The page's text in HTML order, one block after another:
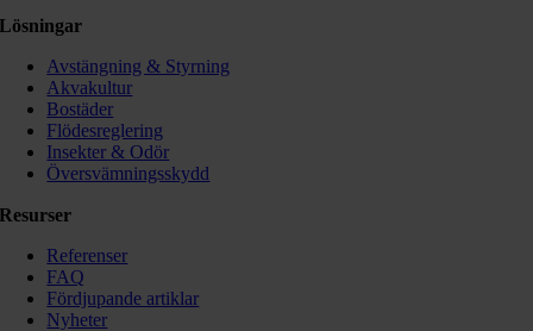
Lösningar
Avstängning & Styrning
Akvakultur
Bostäder
Flödesreglering
Insekter & Odör
Översvämningsskydd
Resurser
Referenser
FAQ
Fördjupande artiklar
Nyheter